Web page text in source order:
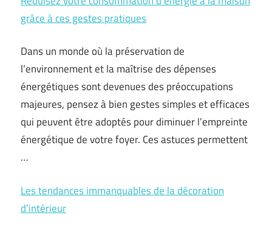
grâce à ces gestes pratiques
Dans un monde où la préservation de
l’environnement et la maîtrise des dépenses
énergétiques sont devenues des préoccupations
majeures, pensez à bien gestes simples et efficaces
qui peuvent être adoptés pour diminuer l’empreinte
énergétique de votre foyer. Ces astuces permettent
…
Les tendances immanquables de la décoration
d’intérieur